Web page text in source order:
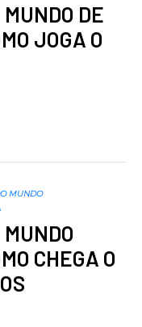
MUNDO DE
JOGA O
MUNDO
MUNDO
CHEGA O